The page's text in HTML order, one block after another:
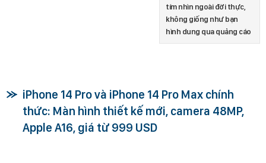
tím nhìn ngoài đời thực,
không giống như bạn
hình dung qua quảng cáo
iPhone 14 Pro và iPhone 14 Pro Max chính
thức: Màn hình thiết kế mới, camera 48MP,
Apple A16, giá từ 999 USD